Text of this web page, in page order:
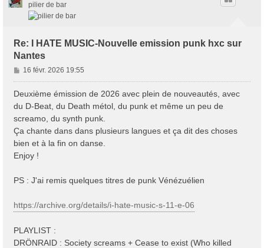
pilier de bar
Re: I HATE MUSIC-Nouvelle emission punk hxc sur
Nantes
M
e
a
g
e
16 févr. 2026 19:55
Deuxième émission de 2026 avec plein de nouveautés, avec
du D-Beat, du Death métol, du punk et même un peu de
screamo, du synth punk.
Ça chante dans dans plusieurs langues et ça dit des choses
bien et à la fin on danse.
Enjoy !
PS : J'ai remis quelques titres de punk Vénézuélien
https://archive.org/details/i-hate-music-s-11-e-06
PLAYLIST :
DRÖNRAID : Society screams + Cease to exist (Who killed